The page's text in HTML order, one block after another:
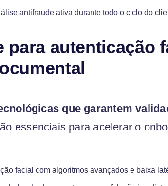
antifraude ativa durante todo o ciclo do
para autenticação
que garantem
essenciais para acelerar o
facial com algoritmos avançados e baixa